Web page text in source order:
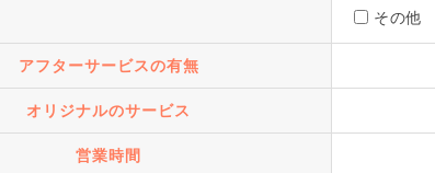
その他
アフターサービスの有無
オリジナルのサービス
営業時間